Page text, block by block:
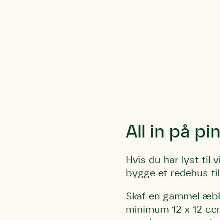
All in på
Hvis du har lyst til
bygge et redehus
Skaf en gammel
minimum 12 x 12
Den store
Andet
blomster
have.